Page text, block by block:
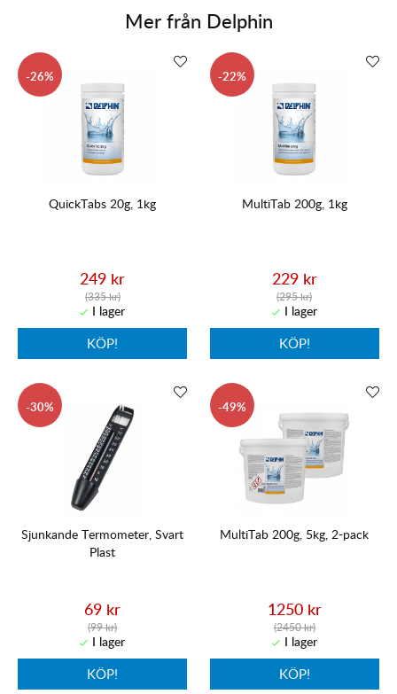
Mer från Delphin
26
QuickTabs 20g, 1kg
249 kr
(335 kr)
KÖP!
22
MultiTab 200g, 1kg
229 kr
(295 kr)
KÖP!
30
Sjunkande Termometer, Svart
Plast
69 kr
(99 kr)
KÖP!
49
MultiTab 200g, 5kg, 2-pack
1250 kr
(2450 kr)
KÖP!